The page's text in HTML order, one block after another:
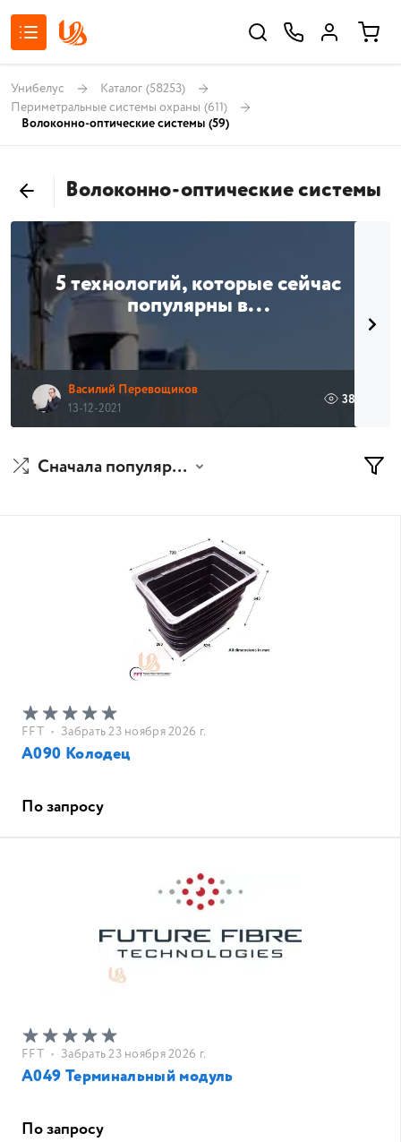
Унибелус Каталог (58253)
Периметральные системы охраны (611)
Волоконно-оптические системы (59)
Волоконно-оптические системы
5 технологий, которые сейчас
популярны в...
Василий Перевощиков
13-12-2021
385
Сначала популярные
FFT • Забрать 23 ноября 2026 г.
A090 Колодец
По запросу
FFT • Забрать 23 ноября 2026 г.
A049 Терминальный модуль
По запросу